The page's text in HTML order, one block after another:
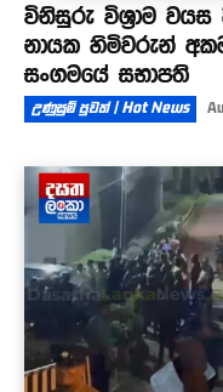
විනිසුරු විශ්‍රාම
නායක හිමිවරුන්
සංගමයේ සභාපති
උණුසුම් පුවත් | Hot News